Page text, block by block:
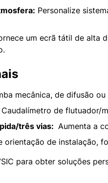
Personalize
um ecrã tátil de alta
mecânica, de difusão
Caudalímetro de flutuador/
três vias: Aumenta a
orientação de instalação,
para obter soluções